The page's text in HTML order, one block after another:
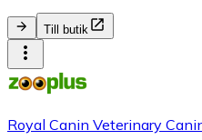
Till butik
Royal Canin Veterinary